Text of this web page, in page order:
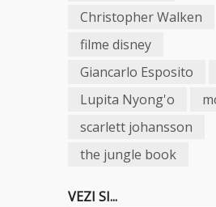
Christopher Walken
filme disney
Giancarlo Esposito
Lupita Nyong'o
scarlett johansson
the jungle book
VEZI SI...